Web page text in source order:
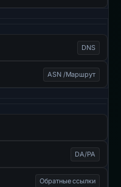
DNS
ASN /Маршрут
DA/PA
Обратные ссылки